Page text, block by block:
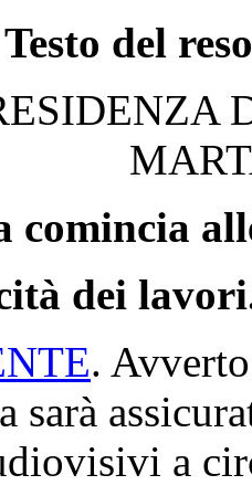
Testo del
comincia
dei
.
sarà
a